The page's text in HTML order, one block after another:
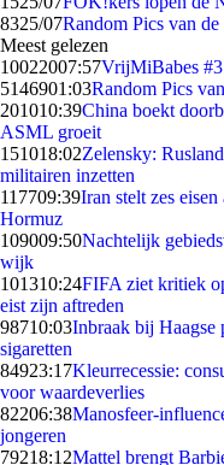
8325/07Random Pics van
Meest gelezen
10022007:57VrijMiBabes
5146901:03Random Pics
201010:39China boekt
ASML groeit
151018:02Zelensky:
militairen inzetten
117709:39Iran stelt zes
Hormuz
109009:50Nachtelijk
wijk
101310:24FIFA ziet kritiek
eist zijn aftreden
98710:03Inbraak bij Haagse
sigaretten
84923:17Kleurrecessie:
voor waardeverlies
82206:38Manosfeer-
jongeren
79218:12Mattel brengt